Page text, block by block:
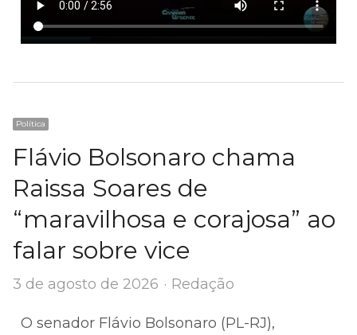
Política
Flávio Bolsonaro chama
Raissa Soares de
“maravilhosa e corajosa” ao
falar sobre vice
3 de agosto de 2026 Author
Redação
O senador Flávio Bolsonaro (PL-RJ),